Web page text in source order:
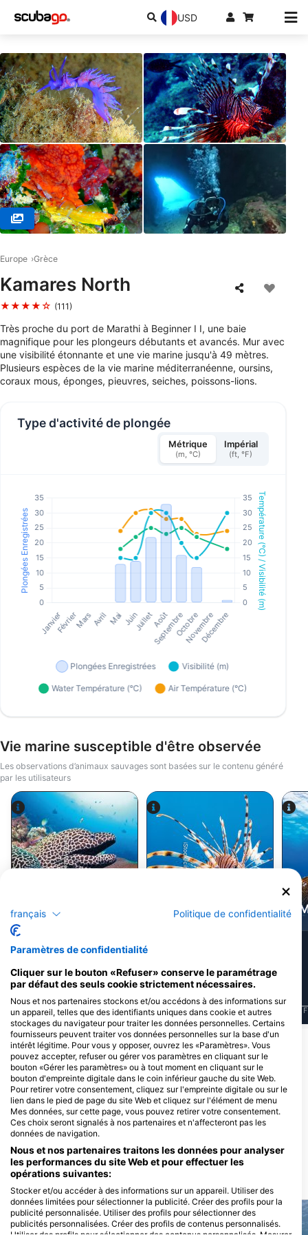
USD
Europe Grèce
Kamares North
★★★★☆ (111)
Très proche du port de Marathi à Beginner I I, une baie
magnifique pour les plongeurs débutants et avancés. Mur avec
une visibilité étonnante et une vie marine jusqu'à 49 mètres.
Plusieurs espèces de la vie marine méditerranéenne, oursins,
coraux mous, éponges, pieuvres, seiches, poissons-lions.
Type d'activité de plongée
Métrique
(m, °C)
Impérial
(ft, °F)
Vie marine susceptible d'être observée
Les observations d’animaux sauvages sont basées sur le contenu généré
par les utilisateurs
Alamy-WaterFrame
Murène
8Observations
J F M A M J J A S O N D
iStock/cinoby
Pterois
J F M A M J J A S O N D F
Centres de plongée desservant ce site
de plongée
Chania Diving Center
Agiou Onoufriou 12, 73100 Chania,
Grece
Salty Descents
OLD NATIONAL ROAD RETHIMNO-
SITES DE PLONGÉE À PROXIMITÉ
français Politique de confidentialité
Paramètres de confidentialité
Cliquer sur le bouton «Refuser» conserve le paramétrage
par défaut des seuls cookie strictement nécessaires.
Nous et nos partenaires stockons et/ou accédons à des informations sur
un appareil, telles que des identifiants uniques dans cookie et autres
stockages du navigateur pour traiter les données personnelles. Certains
fournisseurs peuvent traiter vos données personnelles sur la base d'un
intérêt légitime. Pour vous y opposer, ouvrez les «Paramètres». Vous
pouvez accepter, refuser ou gérer vos paramètres en cliquant sur le
bouton «Gérer les paramètres» ou à tout moment en cliquant sur le
bouton d'empreinte digitale dans le coin inférieur gauche du site Web.
Pour retirer votre consentement, cliquez sur l'empreinte digitale ou sur le
lien dans le pied de page du site Web et cliquez sur l'élément de menu
Mes données, sur cette page, vous pouvez retirer votre consentement.
Ces choix seront signalés à nos partenaires et n'affecteront pas les
données de navigation.
Nous et nos partenaires traitons les données pour analyser
les performances du site Web et pour effectuer les
opérations suivantes:
Stocker et/ou accéder à des informations sur un appareil. Utiliser des
données limitées pour sélectionner la publicité. Créer des profils pour la
publicité personnalisée. Utiliser des profils pour sélectionner des
publicités personnalisées. Créer des profils de contenus personnalisés.